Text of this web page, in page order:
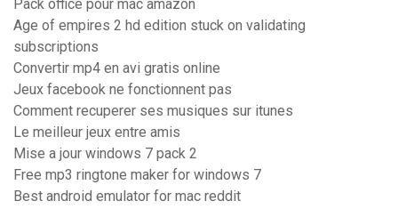
Pack office pour mac amazon
Age of empires 2 hd edition stuck on validating
subscriptions
Convertir mp4 en avi gratis online
Jeux facebook ne fonctionnent pas
Comment recuperer ses musiques sur itunes
Le meilleur jeux entre amis
Mise a jour windows 7 pack 2
Free mp3 ringtone maker for windows 7
Best android emulator for mac reddit